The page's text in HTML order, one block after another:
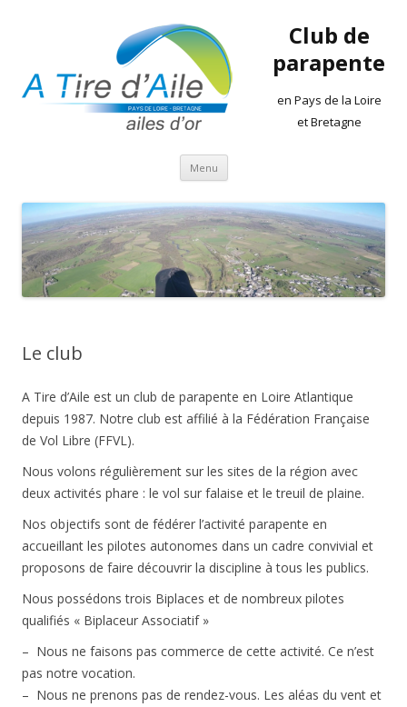
Club de
parapente
en Pays de la Loire
et Bretagne
Menu Aller
contenu
Le club
A Tire d’Aile est un club de parapente en Loire Atlantique
depuis 1987. Notre club est affilié à la Fédération Française
de Vol Libre (FFVL).
Nous volons régulièrement sur les sites de la région avec
deux activités phare : le vol sur falaise et le treuil de plaine.
Nos objectifs sont de fédérer l’activité parapente en
accueillant les pilotes autonomes dans un cadre convivial et
proposons de faire découvrir la discipline à tous les publics.
Nous possédons trois Biplaces et de nombreux pilotes
qualifiés « Biplaceur Associatif »
– Nous ne faisons pas commerce de cette activité. Ce n’est
pas notre vocation.
– Nous ne prenons pas de rendez-vous. Les aléas du vent et